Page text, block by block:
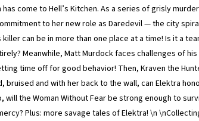
come to Hell’s Kitchen. As a series of grisly
to her new role as Daredevil — the city
can be in more than one place at a time! Is it a
Meanwhile, Matt Murdock faces challenges of
time off for good behavior! Then, Kraven the
bruised and with her back to the wall, can Elektra
will the Woman Without Fear be strong enough to
Plus: more savage tales of Elektra! \n \nCollecting